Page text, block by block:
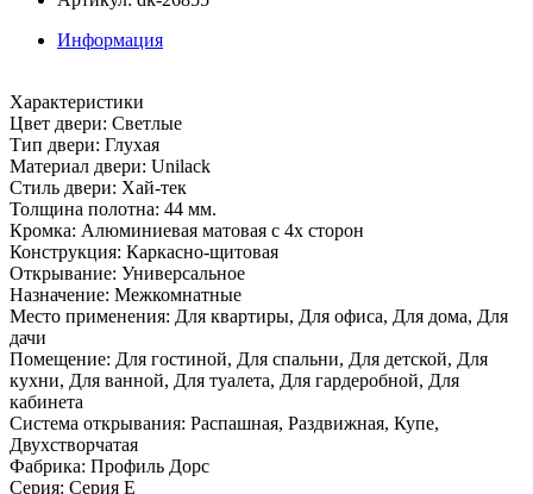
Информация
Характеристики
Цвет двери: Светлые
Тип двери: Глухая
Материал двери: Unilack
Стиль двери: Хай-тек
Толщина полотна: 44 мм.
Кромка: Алюминиевая матовая с 4х сторон
Конструкция: Каркасно-щитовая
Открывание: Универсальное
Назначение: Межкомнатные
Место применения: Для квартиры, Для офиса, Для дома, Для
дачи
Помещение: Для гостиной, Для спальни, Для детской, Для
кухни, Для ванной, Для туалета, Для гардеробной, Для
кабинета
Система открывания: Распашная, Раздвижная, Купе,
Двухстворчатая
Фабрика: Профиль Дорс
Серия: Серия E